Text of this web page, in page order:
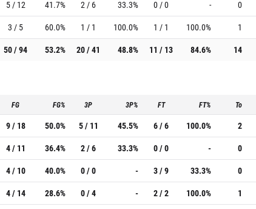
5 / 12 41.7% 2 / 6 33.3% 0 / 0 - 0
3 / 5 60.0% 1 / 1 100.0% 1 / 1 100.0% 1
50 / 94 53.2% 20 / 41 48.8% 11 / 13 84.6% 14
FG FG% 3P 3P% FT FT% To
9 / 18 50.0% 5 / 11 45.5% 6 / 6 100.0% 2
4 / 11 36.4% 2 / 6 33.3% 0 / 0 - 0
4 / 10 40.0% 0 / 0 - 3 / 9 33.3% 0
4 / 14 28.6% 0 / 4 - 2 / 2 100.0% 1